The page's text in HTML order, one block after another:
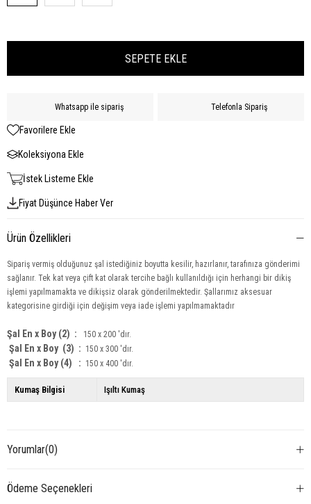
Whatsapp ile sipariş Telefonla Sipariş
Favorilere Ekle
Koleksiyona Ekle
İstek Listeme Ekle
Fiyat Düşünce Haber Ver
Ürün Özellikleri
Sipariş vermiş olduğunuz şal istediğiniz boyutta kesilir, hazırlanır, tarafınıza gönderimi
sağlanır. Tek kat veya çift kat olarak tercihe bağlı kullanıldığı için herhangi bir dikiş
işlemi yapılmamakta ve dikişsiz olarak gönderilmektedir. Şallarımız aksesuar
kategorisine girdiği için değişim veya iade işlemi yapılmamaktadır
Şal En x Boy (2) : 150 x 200 'dır.
Şal En x Boy (3) : 150 x 300 'dır.
Şal En x Boy (4) : 150 x 400 'dır.
Kumaş Bilgisi Işıltı Kumaş
Yorumlar(0)
Ödeme Seçenekleri